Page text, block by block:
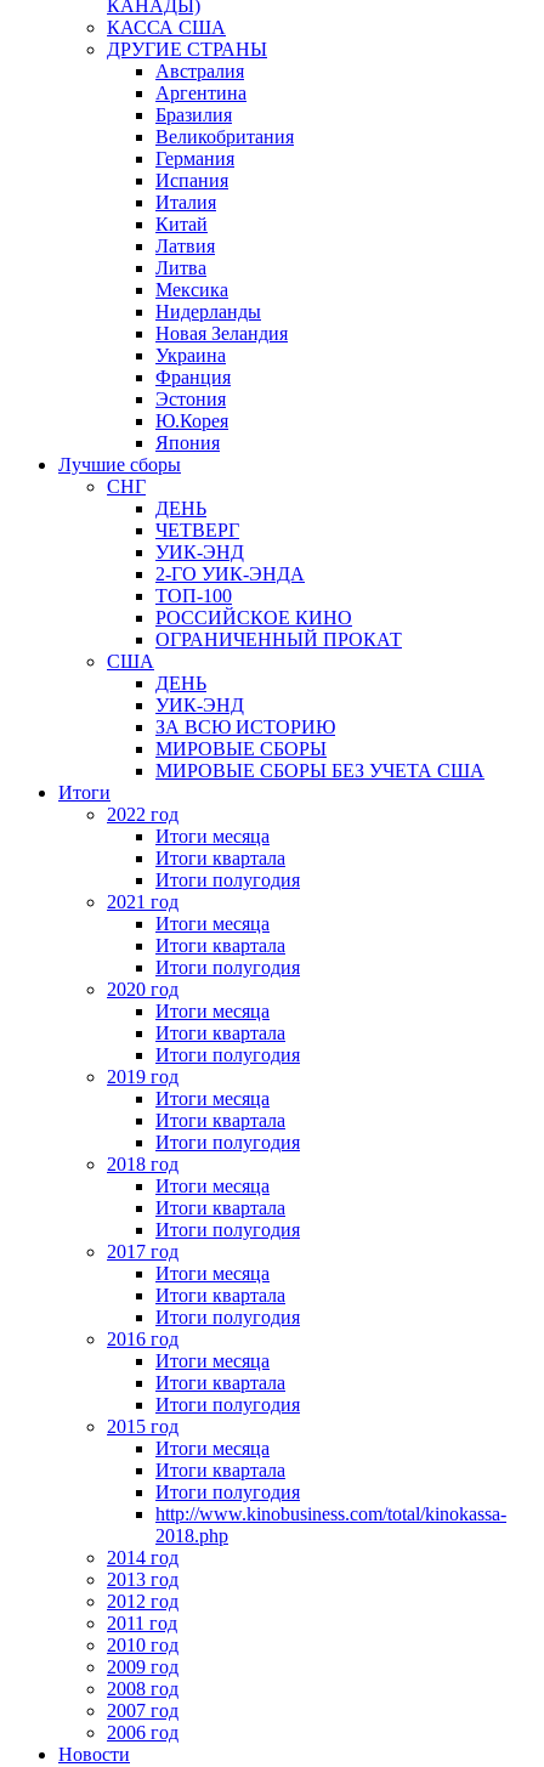
КАНАДЫ)
КАССА США
ДРУГИЕ СТРАНЫ
Австралия
Аргентина
Бразилия
Великобритания
Германия
Испания
Италия
Китай
Латвия
Литва
Мексика
Нидерланды
Новая Зеландия
Украина
Франция
Эстония
Ю.Корея
Япония
Лучшие сборы
СНГ
ДЕНЬ
ЧЕТВЕРГ
УИК-ЭНД
2-ГО УИК-ЭНДА
ТОП-100
РОССИЙСКОЕ КИНО
ОГРАНИЧЕННЫЙ ПРОКАТ
США
ДЕНЬ
УИК-ЭНД
ЗА ВСЮ ИСТОРИЮ
МИРОВЫЕ СБОРЫ
МИРОВЫЕ СБОРЫ БЕЗ УЧЕТА США
Итоги
2022 год
Итоги месяца
Итоги квартала
Итоги полугодия
2021 год
Итоги месяца
Итоги квартала
Итоги полугодия
2020 год
Итоги месяца
Итоги квартала
Итоги полугодия
2019 год
Итоги месяца
Итоги квартала
Итоги полугодия
2018 год
Итоги месяца
Итоги квартала
Итоги полугодия
2017 год
Итоги месяца
Итоги квартала
Итоги полугодия
2016 год
Итоги месяца
Итоги квартала
Итоги полугодия
2015 год
Итоги месяца
Итоги квартала
Итоги полугодия
http://www.kinobusiness.com/total/kinokassa-
2018.php
2014 год
2013 год
2012 год
2011 год
2010 год
2009 год
2008 год
2007 год
2006 год
Новости